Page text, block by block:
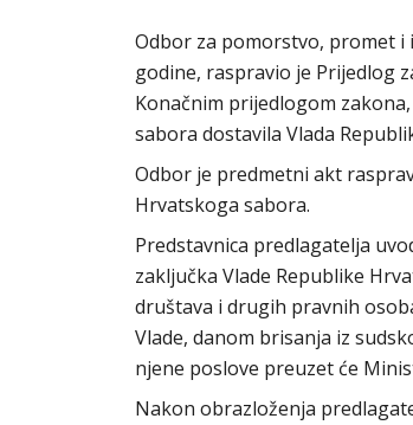
Odbor za pomorstvo, promet i
godine, raspravio je Prijedlog
Konačnim prijedlogom
sabora dostavila Vlada
Odbor je predmetni akt
Hrvatskoga sabora.
Predstavnica predlagatelja
zaključka Vlade Republike
društava i drugih pravnih
Vlade, danom brisanja iz
njene poslove preuzet će
Nakon obrazloženja